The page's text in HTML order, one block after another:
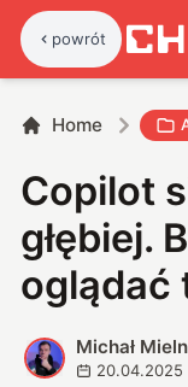
powrót
Home
Copilot
głębiej.
oglądać
M
Michał
20.04.2025